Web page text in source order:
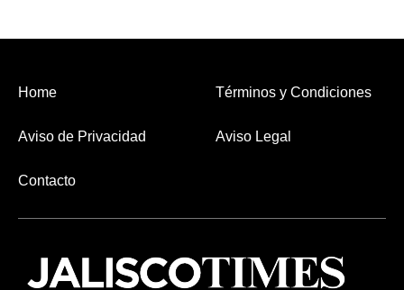
Home Términos y Condiciones
Aviso de Privacidad Aviso Legal
Contacto